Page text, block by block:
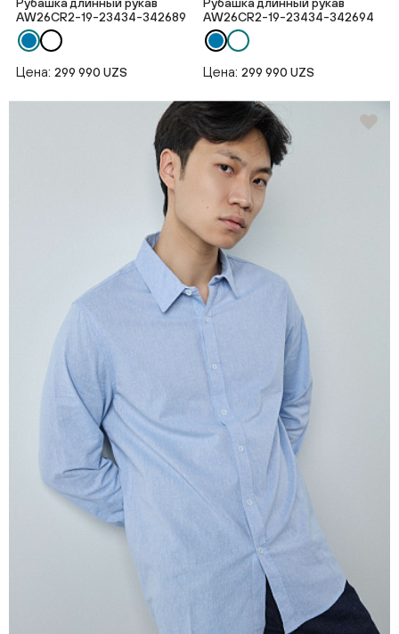
AW26CR2-19-23434-342689
Цена: 299 990 UZS
AW26CR2-19-23434-342694
Цена: 299 990 UZS